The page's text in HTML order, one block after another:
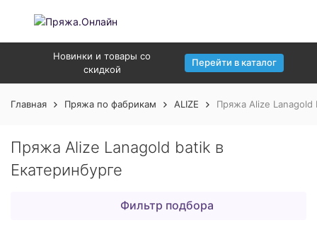
Новинки и товары со
скидкой
Перейти в каталог
Главная Пряжа по фабрикам ALIZE Пряжа Alize Lanagold
Пряжа Alize Lanagold batik в
Екатеринбурге
Фильтр подбора